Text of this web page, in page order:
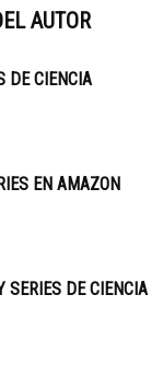
AUTOR
DE CIENCIA
EN AMAZON
SERIES DE CIENCIA